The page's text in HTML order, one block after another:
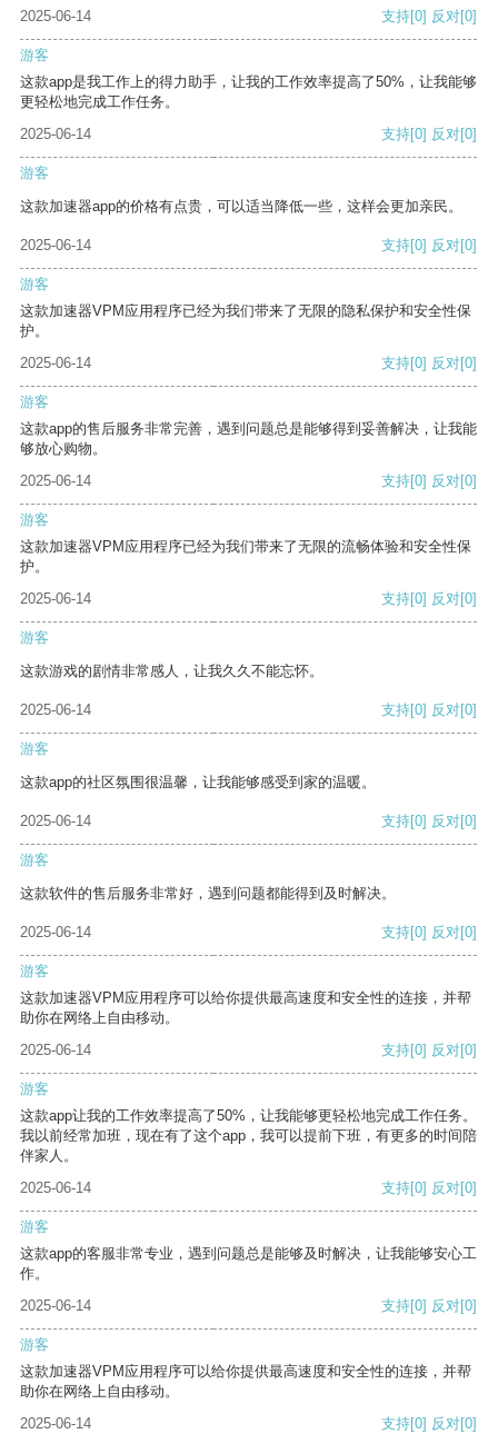
2025-06-14 支持[0] 反对[0]
游客
这款app是我工作上的得力助手，让我的工作效率提高了50%，让我能够
更轻松地完成工作任务。
2025-06-14
支持[0] 反对[0]
游客
这款加速器app的价格有点贵，可以适当降低一些，这样会更加亲民。
2025-06-14 支持[0] 反对[0]
游客
这款加速器VPM应用程序已经为我们带来了无限的隐私保护和安全性保
护。
2025-06-14
支持[0] 反对[0]
游客
这款app的售后服务非常完善，遇到问题总是能够得到妥善解决，让我能
够放心购物。
2025-06-14
支持[0] 反对[0]
游客
这款加速器VPM应用程序已经为我们带来了无限的流畅体验和安全性保
护。
2025-06-14
支持[0] 反对[0]
游客
这款游戏的剧情非常感人，让我久久不能忘怀。
2025-06-14 支持[0] 反对[0]
游客
这款app的社区氛围很温馨，让我能够感受到家的温暖。
2025-06-14 支持[0] 反对[0]
游客
这款软件的售后服务非常好，遇到问题都能得到及时解决。
2025-06-14 支持[0] 反对[0]
游客
这款加速器VPM应用程序可以给你提供最高速度和安全性的连接，并帮
助你在网络上自由移动。
2025-06-14
支持[0] 反对[0]
游客
这款app让我的工作效率提高了50%，让我能够更轻松地完成工作任务。
我以前经常加班，现在有了这个app，我可以提前下班，有更多的时间陪
伴家人。
2025-06-14
支持[0] 反对[0]
游客
这款app的客服非常专业，遇到问题总是能够及时解决，让我能够安心工
作。
2025-06-14
支持[0] 反对[0]
游客
这款加速器VPM应用程序可以给你提供最高速度和安全性的连接，并帮
助你在网络上自由移动。
2025-06-14
支持[0] 反对[0]